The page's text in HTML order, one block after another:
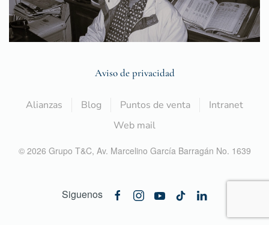
Aviso de privacidad
Alianzas Blog Puntos de venta
Intranet
Web mail
© 2026 Grupo T&C, Av. Marcelino García Barragán No. 1639
Siguenos